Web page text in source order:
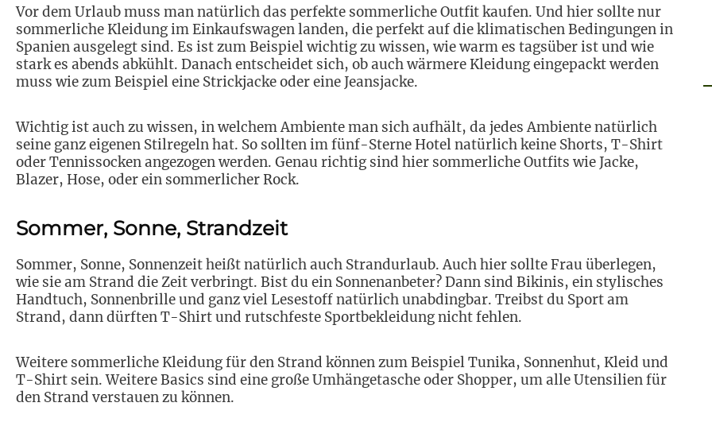
Vor dem Urlaub muss man natürlich das perfekte sommerliche Outfit kaufen. Und hier sollte nur
sommerliche Kleidung im Einkaufswagen landen, die perfekt auf die klimatischen Bedingungen in
Spanien ausgelegt sind. Es ist zum Beispiel wichtig zu wissen, wie warm es tagsüber ist und wie
stark es abends abkühlt. Danach entscheidet sich, ob auch wärmere Kleidung eingepackt werden
muss wie zum Beispiel eine Strickjacke oder eine Jeansjacke.
Wichtig ist auch zu wissen, in welchem Ambiente man sich aufhält, da jedes Ambiente natürlich
seine ganz eigenen Stilregeln hat. So sollten im fünf-Sterne Hotel natürlich keine Shorts, T-Shirt
oder Tennissocken angezogen werden. Genau richtig sind hier sommerliche Outfits wie Jacke,
Blazer, Hose, oder ein sommerlicher Rock.
Sommer, Sonne, Strandzeit
Sommer, Sonne, Sonnenzeit heißt natürlich auch Strandurlaub. Auch hier sollte Frau überlegen,
wie sie am Strand die Zeit verbringt. Bist du ein Sonnenanbeter? Dann sind Bikinis, ein stylisches
Handtuch, Sonnenbrille und ganz viel Lesestoff natürlich unabdingbar. Treibst du Sport am
Strand, dann dürften T-Shirt und rutschfeste Sportbekleidung nicht fehlen.
Weitere sommerliche Kleidung für den Strand können zum Beispiel Tunika, Sonnenhut, Kleid und
T-Shirt sein. Weitere Basics sind eine große Umhängetasche oder Shopper, um alle Utensilien für
den Strand verstauen zu können.